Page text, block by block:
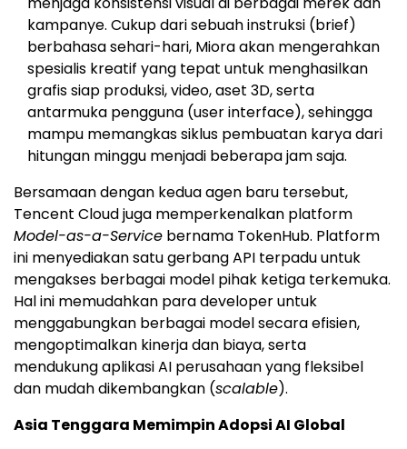
kampanye. Cukup dari sebuah instruksi (brief)
berbahasa sehari-hari, Miora akan mengerahkan
spesialis kreatif yang tepat untuk menghasilkan
grafis siap produksi, video, aset 3D, serta
antarmuka pengguna (user interface), sehingga
mampu memangkas siklus pembuatan karya dari
hitungan minggu menjadi beberapa jam saja.
Bersamaan dengan kedua agen baru tersebut,
Tencent Cloud juga memperkenalkan platform
Model-as-a-Service bernama TokenHub. Platform
ini menyediakan satu gerbang API terpadu untuk
mengakses berbagai model pihak ketiga terkemuka.
Hal ini memudahkan para developer untuk
menggabungkan berbagai model secara efisien,
mengoptimalkan kinerja dan biaya, serta
mendukung aplikasi AI perusahaan yang fleksibel
dan mudah dikembangkan (scalable).
Asia Tenggara Memimpin Adopsi AI Global